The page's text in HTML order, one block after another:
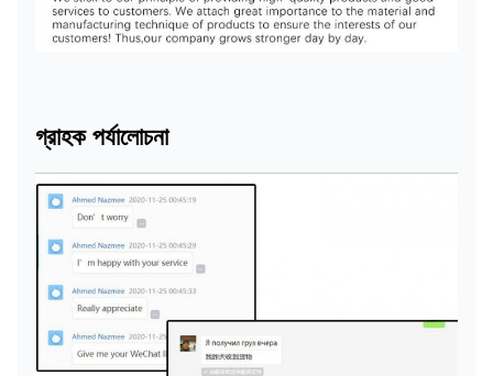
গ্রাহক পর্যালোচনা